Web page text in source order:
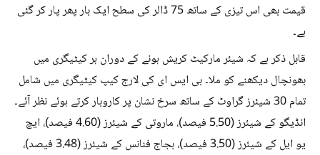
قیمت بھی اس تیزی کے ساتھ 75 ڈالر کی سطح ایک بار پھر پار کر گئی
ہے۔
قابل ذکر ہے کہ شیئر مارکیٹ کریش ہونے کے دوران ہر کیٹیگری میں
بھونچال دیکھنے کو ملا۔ بی ایس ای کی لارج کیپ کیٹیگری میں شامل
تمام 30 شیئرز گراوٹ کے ساتھ سرخ نشان پر کاروبار کرتے ہوئے نظر آئے۔
انڈیگو کے شیئرز (5.50 فیصد)، ماروتی کے شیئرز (4.60 فیصد)، ایچ
یو ایل کے شیئرز (3.50 فیصد)، بجاج فنانس کے شیئرز (3.48 فیصد)،